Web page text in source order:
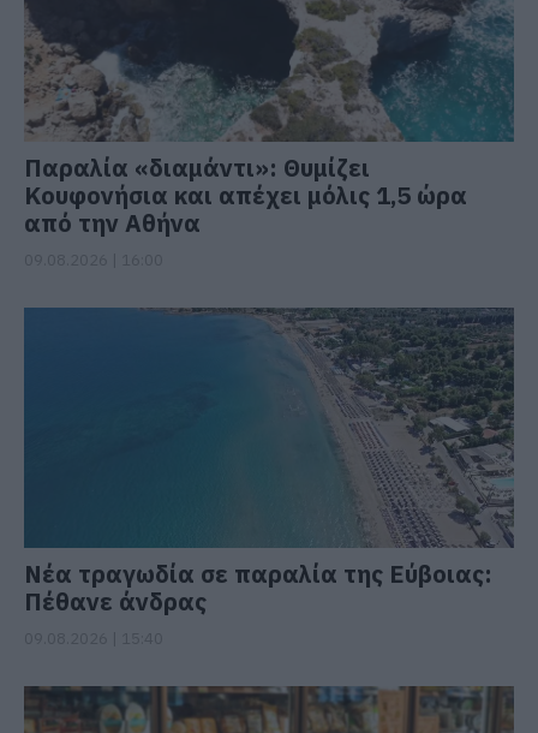
Παραλία «διαμάντι»: Θυμίζει
Κουφονήσια και απέχει μόλις 1,5 ώρα
από την Αθήνα
Νέα τραγωδία σε παραλία της Εύβοιας:
Πέθανε άνδρας